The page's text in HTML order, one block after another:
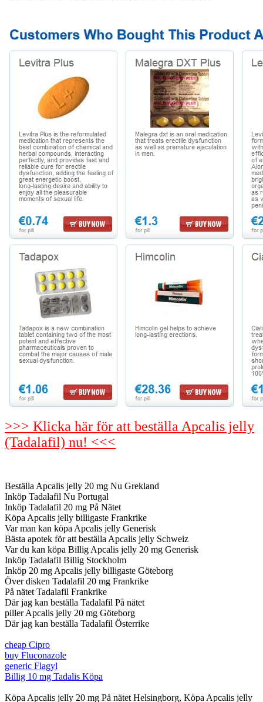
>>> Klicka här för att beställa Apcalis jelly
(Tadalafil) nu! <<<
Beställa Apcalis jelly 20 mg Nu Grekland
Inköp Tadalafil Nu Portugal
Inköp Tadalafil 20 mg På Nätet
Köpa Apcalis jelly billigaste Frankrike
Var man kan köpa Apcalis jelly Generisk
Bästa apotek för att beställa Apcalis jelly Schweiz
Var du kan köpa Billig Apcalis jelly 20 mg Generisk
Inköp Tadalafil Billig Stockholm
Inköp 20 mg Apcalis jelly billigaste Göteborg
Över disken Tadalafil 20 mg Frankrike
På nätet Tadalafil Frankrike
Där jag kan beställa Tadalafil På nätet
piller Apcalis jelly 20 mg Göteborg
Där jag kan beställa Tadalafil Österrike
cheap Cipro
buy Fluconazole
generic Flagyl
Billig 10 mg Tadalis Köpa
Köpa Apcalis jelly 20 mg På nätet Helsingborg, Köpa Apcalis jelly